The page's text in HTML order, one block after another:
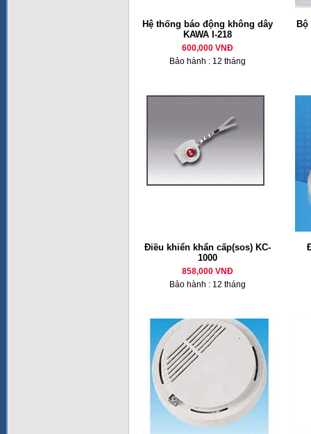
Hệ thống báo động không dây
KAWA I-218
600,000 VNĐ
Bảo hành : 12 tháng
Bộ
Điều khiển khẩn cấp(sos) KC-
1000
858,000 VNĐ
Bảo hành : 12 tháng